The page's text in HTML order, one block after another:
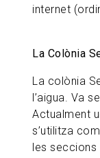
internet
La Colònia
La colònia
l’aigua. Va
Actualment
s’utilitza
les seccions